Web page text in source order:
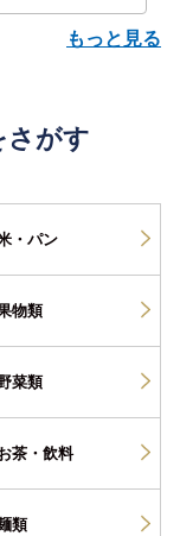
もっと見る
さがす
・パン
物類
菜類
茶・ 飲料
類